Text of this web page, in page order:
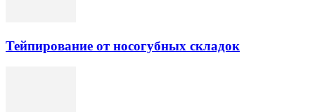
Тейпирование от носогубных складок